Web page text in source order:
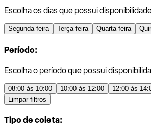
Escolha os dias que possui
Segunda-feira Terça-feira Quarta-feira
Período:
Escolha o período que possui
08:00 às 10:00 10:00 às 12:00 12:00 às
Limpar filtros
Tipo de coleta: